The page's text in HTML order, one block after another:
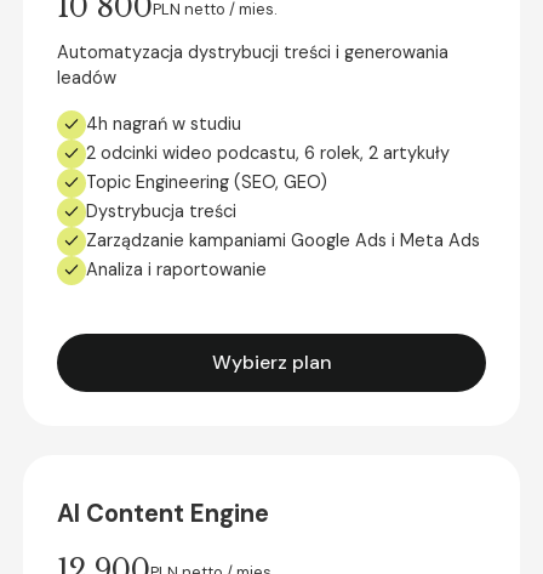
10 800PLN netto / mies.
Automatyzacja dystrybucji treści i generowania
leadów
4h nagrań w studiu
2 odcinki wideo podcastu, 6 rolek, 2 artykuły
Topic Engineering (SEO, GEO)
Dystrybucja treści
Zarządzanie kampaniami Google Ads i Meta Ads
Analiza i raportowanie
Wybierz plan
AI Content Engine